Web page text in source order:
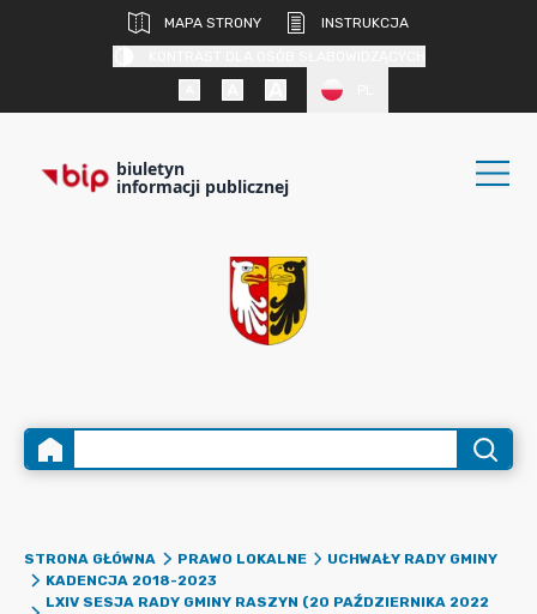
MAPA STRONY
INSTRUKCJA
biuletyn
informacji publicznej
STRONA GŁÓWNA PRAWO LOKALNE
UCHWAŁY RADY GMINY
KADENCJA 2018-2023
LXIV SESJA RADY GMINY RASZYN (20 PAŹDZIERNIKA 2022